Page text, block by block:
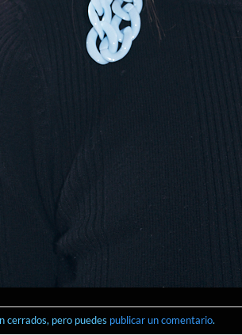
cerrados, pero puedes publicar un comentario.